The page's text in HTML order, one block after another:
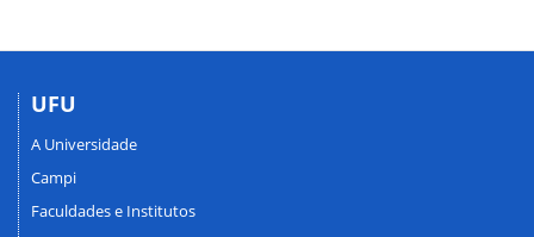
UFU
A Universidade
Campi
Faculdades e Institutos